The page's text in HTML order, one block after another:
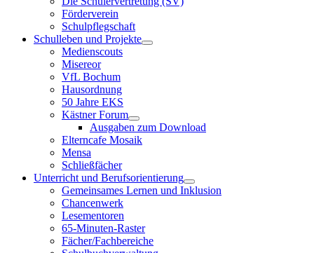
Förderverein
Schulpflegschaft
Schulleben und Projekte
Medienscouts
Misereor
VfL Bochum
Hausordnung
50 Jahre EKS
Kästner Forum
Ausgaben zum Download
Elterncafe Mosaik
Mensa
Schließfächer
Unterricht und Berufsorientierung
Gemeinsames Lernen und Inklusion
Chancenwerk
Lesementoren
65-Minuten-Raster
Fächer/Fachbereiche